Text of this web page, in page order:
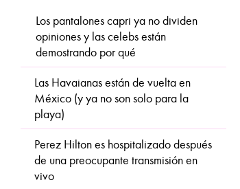
Los pantalones capri ya no dividen
opiniones y las celebs están
demostrando por qué
Las Havaianas están de vuelta en
México (y ya no son solo para la
playa)
Perez Hilton es hospitalizado después
de una preocupante transmisión en
vivo